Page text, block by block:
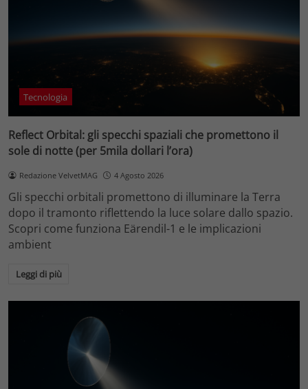
Tecnologia
Reflect Orbital: gli specchi spaziali che promettono il
sole di notte (per 5mila dollari l’ora)
Redazione VelvetMAG 4 Agosto 2026
Gli specchi orbitali promettono di illuminare la Terra
dopo il tramonto riflettendo la luce solare dallo spazio.
Scopri come funziona Eärendil-1 e le implicazioni
ambient
Leggi di più